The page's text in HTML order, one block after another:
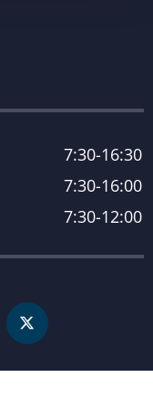
7:30-16:30
7:30-16:00
7:30-12:00